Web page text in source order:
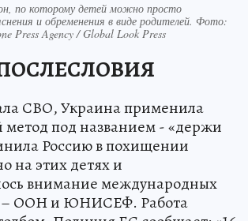
по которому детей можно просто
и обременения в виде родителей. Фото:
Press Agency / Global Look Press
СВО, Украина применила
под названием - «держи
Россию в похищении
на этих детях и
внимание международных
– ООН и ЮНИСЕФ. Работа